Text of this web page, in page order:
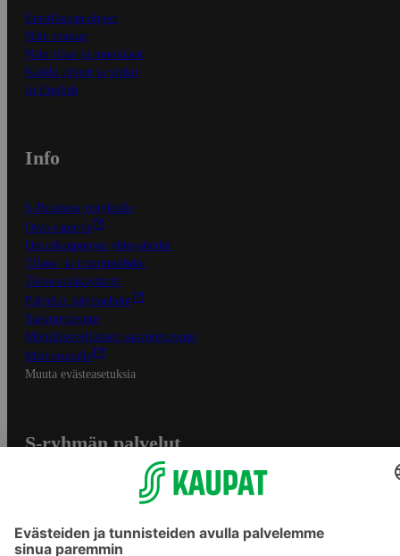
Ensitilaajan ohjeet
Näin maksat
Näin tilaat ja muokkaat
Kaikki ohjeet ja vinkit
In English
Info
S-Business yrityksille
Oiva-raportit
Osuuskauppojen yhteystiedot
Tilaus- ja toimitusehdot
Tietosuojakäytäntö
Palvelun käyttöehdot
Saavutettavuus
Mobiilisovelluksen saavutettavuus
Mainostajalle
Muuta evästeasetuksia
S-ryhmän palvelut
Yhteishyvä Ruoka -sovellus